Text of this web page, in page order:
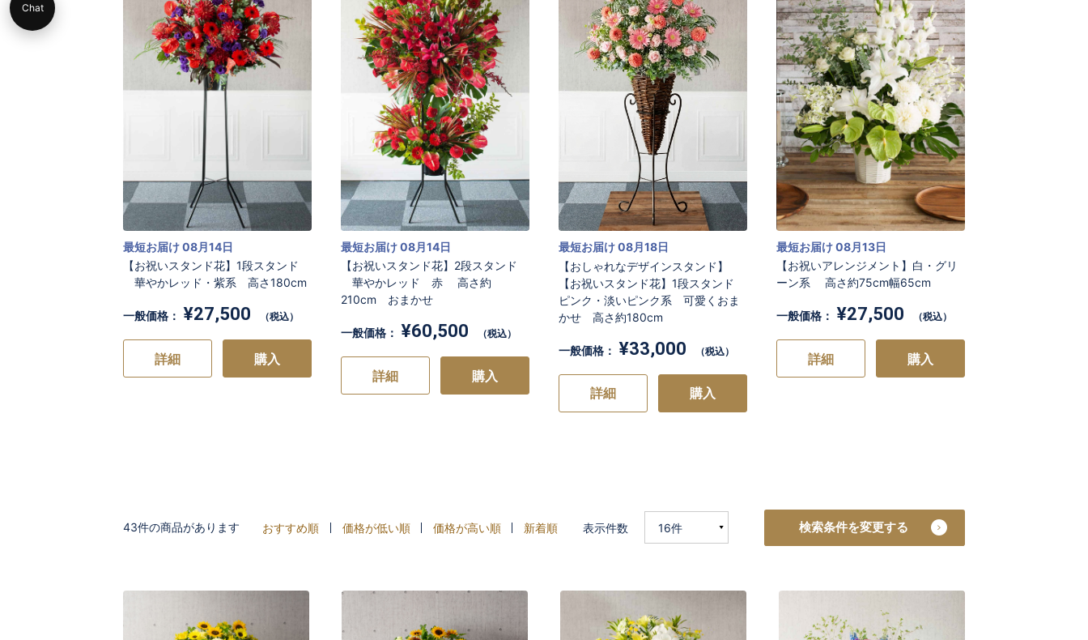
【お祝いスタンド花】1段スタンド
華やかレッド・紫系 高さ180cm
最短お届け 08月14日
一般価格： ¥27,500 （税込）
詳細 購入
【お祝いスタンド花】2段スタンド
華やかレッド 赤 高さ約
210cm おまかせ
最短お届け 08月14日
一般価格： ¥60,500 （税込）
詳細 購入
【おしゃれなデザインスタンド】
【お祝いスタンド花】1段スタンド
ピンク・淡いピンク系 可愛くおま
かせ 高さ約180cm
最短お届け 08月18日
一般価格： ¥33,000 （税込）
詳細 購入
【お祝いアレンジメント】白・グリ
ーン系 高さ約75cm幅65cm
最短お届け 08月13日
一般価格： ¥27,500 （税込）
詳細 購入
検索条件を変更する
43件の商品があります おすすめ順 価格が低い順 価格が高い順 新着順 表示件数
お買い物を続ける カートへ進む
お買い物を続ける カートへ進む
Chat